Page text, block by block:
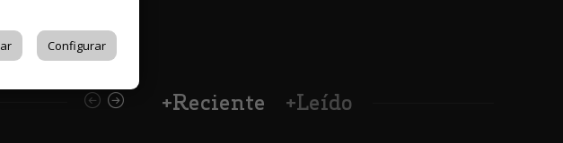
+Reciente +Leído
Configurar